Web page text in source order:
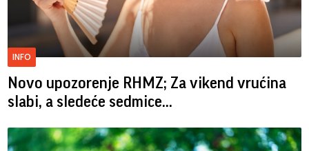
INFO
Novo upozorenje RHMZ; Za vikend vrućina
slabi, a sledeće sedmice...